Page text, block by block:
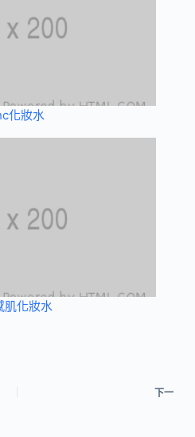
化妝水
肌化妝水
下一